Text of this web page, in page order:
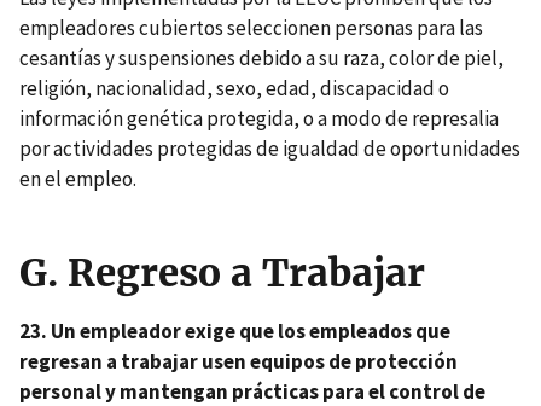
empleadores cubiertos seleccionen personas para las
cesantías y suspensiones debido a su raza, color de piel,
religión, nacionalidad, sexo, edad, discapacidad o
información genética protegida, o a modo de represalia
por actividades protegidas de igualdad de oportunidades
en el empleo.
G. Regreso a Trabajar
23. Un empleador exige que los empleados que
regresan a trabajar usen equipos de protección
personal y mantengan prácticas para el control de